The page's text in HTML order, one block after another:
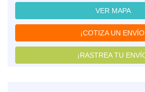
VER MAPA
¡COTIZA UN
¡RASTREA TU